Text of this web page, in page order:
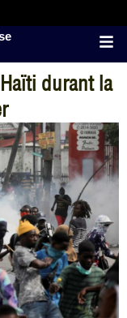
durant la